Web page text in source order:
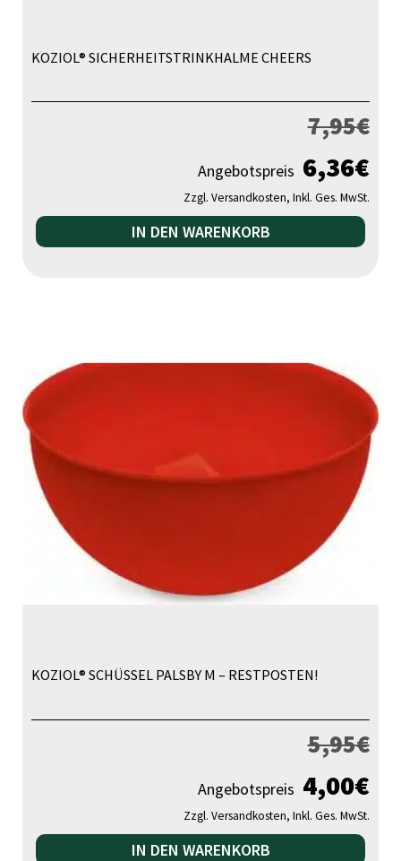
KOZIOL® SICHERHEITSTRINKHALME CHEERS
7,95€
Angebotspreis 6,36€
Zzgl. Versandkosten, Inkl. Ges. MwSt.
IN DEN WARENKORB
KOZIOL® SCHÜSSEL PALSBY M – RESTPOSTEN!
5,95€
Angebotspreis 4,00€
Zzgl. Versandkosten, Inkl. Ges. MwSt.
IN DEN WARENKORB